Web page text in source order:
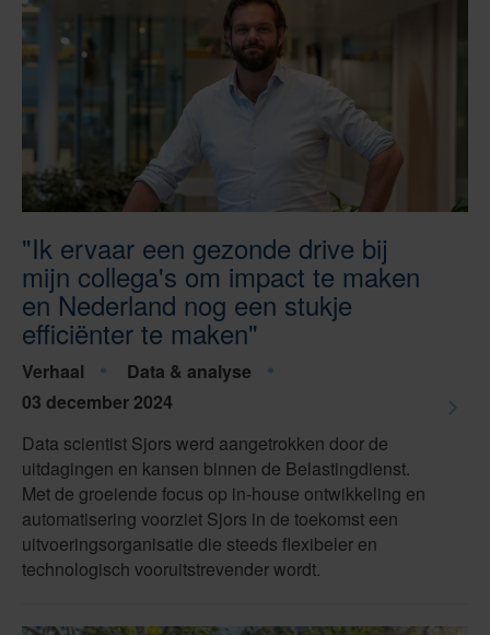
"Ik ervaar een gezonde drive bij
mijn collega's om impact te maken
en Nederland nog een stukje
efficiënter te maken"
Verhaal
Data & analyse
03 december 2024
Data scientist Sjors werd aangetrokken door de
uitdagingen en kansen binnen de Belastingdienst.
Met de groeiende focus op in-house ontwikkeling en
automatisering voorziet Sjors in de toekomst een
uitvoeringsorganisatie die steeds flexibeler en
technologisch vooruitstrevender wordt.